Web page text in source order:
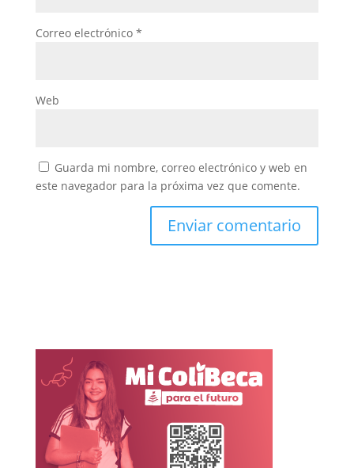
Correo electrónico *
Web
Guarda mi nombre, correo electrónico y web en
este navegador para la próxima vez que comente.